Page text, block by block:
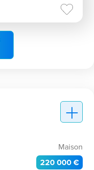
Maison
220 000 €